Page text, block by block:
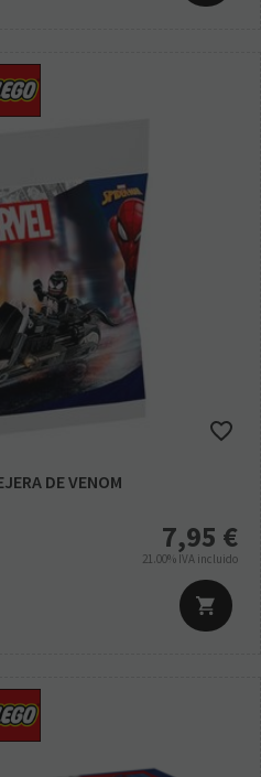
DE VENOM
7,95 €
21.00% IVA incluido